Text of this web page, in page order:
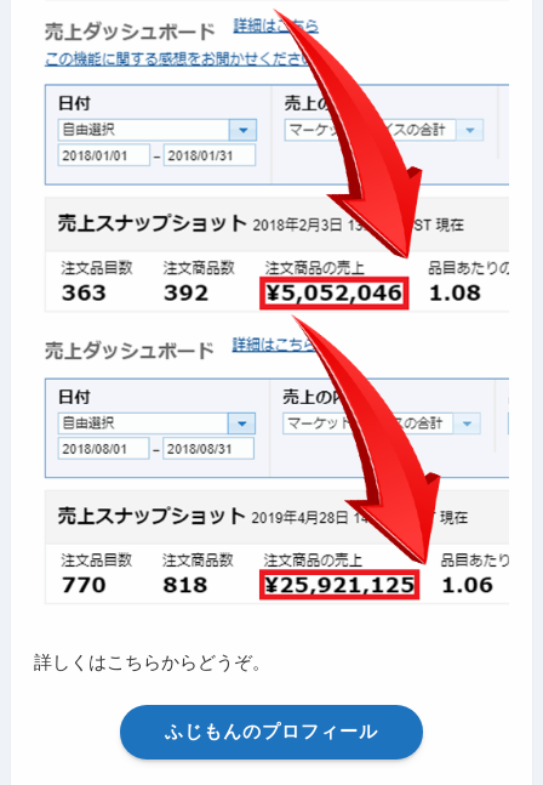
詳しくはこちらからどうぞ。
ふじもんのプロフィール